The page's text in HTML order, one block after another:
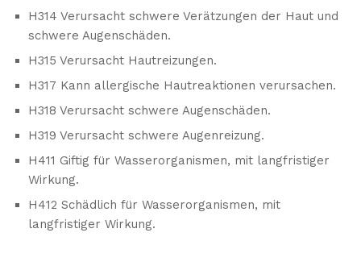
H314 Verursacht schwere Verätzungen der Haut und
schwere Augenschäden.
H315 Verursacht Hautreizungen.
H317 Kann allergische Hautreaktionen verursachen.
H318 Verursacht schwere Augenschäden.
H319 Verursacht schwere Augenreizung.
H411 Giftig für Wasserorganismen, mit langfristiger
Wirkung.
H412 Schädlich für Wasserorganismen, mit
langfristiger Wirkung.